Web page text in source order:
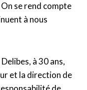
se rend compte
à nous
à 30 ans,
et la direction de